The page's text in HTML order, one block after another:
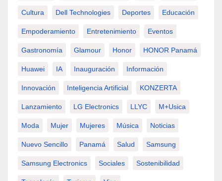
Cultura Dell Technologies Deportes Educación
Empoderamiento Entretenimiento Eventos
Gastronomía Glamour Honor HONOR Panamá
Huawei IA Inauguración Información
Innovación Inteligencia Artificial KONZERTA
Lanzamiento LG Electronics LLYC M+usica
Moda Mujer Mujeres Música Noticias
Nuevo Sencillo Panamá Salud Samsung
Samsung Electronics Sociales Sostenibilidad